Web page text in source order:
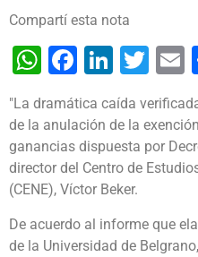
Compartí esta nota
WhatsApp
"La dramática caída
de la anulación de la
ganancias dispuesta por
director del Centro de
(CENE), Víctor Beker.
De acuerdo al informe que
de la Universidad de